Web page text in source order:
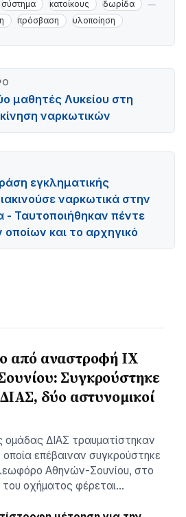
σύστημα κατοίκους
δωρίδα
πρόσβαση
υλοποίηση
μαθητές Λυκείου στη
ναρκωτικών
εγκληματικής
ναρκωτικά στην
- Ταυτοποιήθηκαν πέντε
και το αρχηγικό
από αναστροφή ΙΧ
Συγκρούστηκε
δύο αστυνομικοί
ομάδας ΔΙΑΣ τραυματίστηκαν
επέβαιναν συγκρούστηκε
Αθηνών-Σουνίου, στο
οχήματος φέρεται…